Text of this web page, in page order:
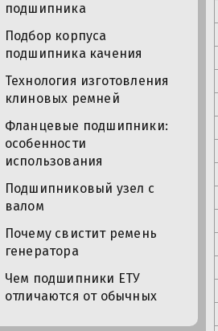
подшипника
Подбор корпуса
подшипника качения
Технология изготовления
клиновых ремней
Фланцевые подшипники:
особенности
использования
Подшипниковый узел с
валом
Почему свистит ремень
генератора
Чем подшипники ЕТУ
отличаются от обычных